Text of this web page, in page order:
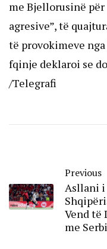
me Bjellorusinë
agresive”, të
të provokimeve
fqinje deklaroi se
/Telegrafi
Previous
Asllani i
Vend të
me